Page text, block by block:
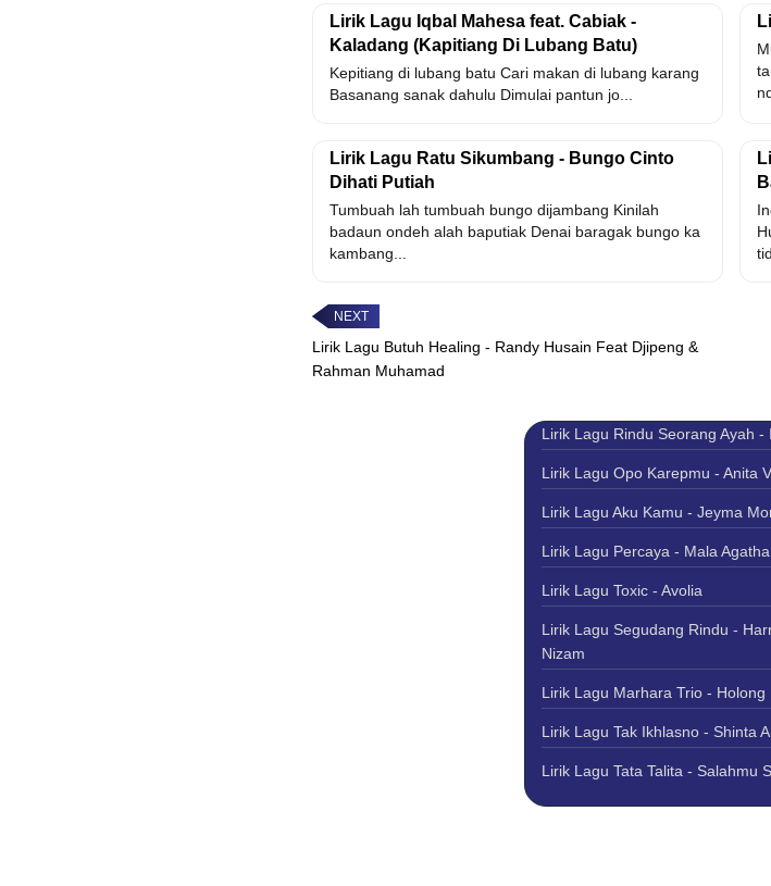
Lirik Lagu Iqbal Mahesa feat. Cabiak -
Kaladang (Kapitiang Di Lubang Batu)
Kepitiang di lubang batu Cari makan di lubang karang
Basanang sanak dahulu Dimulai pantun jo...
Lirik Lagu Ratu Sikumbang - Bungo Cinto
Dihati Putiah
Tumbuah lah tumbuah bungo dijambang Kinilah
badaun ondeh alah baputiak Denai baragak bungo ka
kambang...
Lirik Lagu Butuh Healing - Randy Husain Feat Djipeng &
Rahman Muhamad
Lirik Lagu Rindu Seorang Ayah -
Lirik Lagu Opo Karepmu - Anita
Lirik Lagu Aku Kamu - Jeyma
Lirik Lagu Percaya - Mala Agatha
Lirik Lagu Toxic - Avolia
Lirik Lagu Segudang Rindu -
Nizam
Lirik Lagu Marhara Trio - Holong
Lirik Lagu Tak Ikhlasno - Shinta
Lirik Lagu Tata Talita - Salahmu